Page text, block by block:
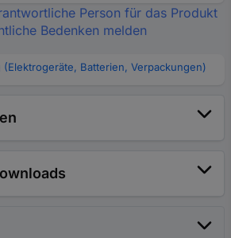
Person für das Produkt
Bedenken melden
Batterien, Verpackungen)